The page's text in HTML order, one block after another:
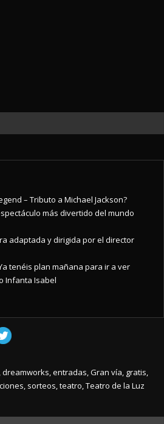
– Tributo a Michael Jackson?
más divertido del mundo
adaptada y dirigida por el director
Ya tenéis plan mañana para ir a ver
Infanta Isabel
,dreamworks,entradas,Gran vía, gratis,
, sorteos,teatro,Teatro de la Luz